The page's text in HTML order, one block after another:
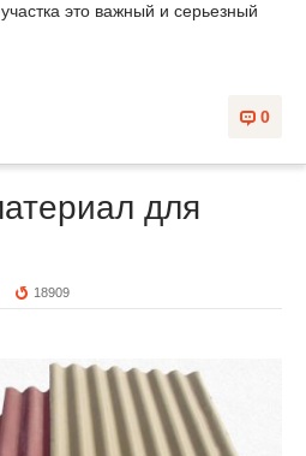
это важный и серьезный
0
для
18909